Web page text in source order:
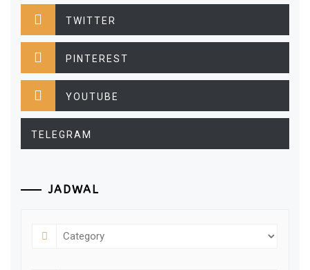
TWITTER
PINTEREST
YOUTUBE
TELEGRAM
JADWAL